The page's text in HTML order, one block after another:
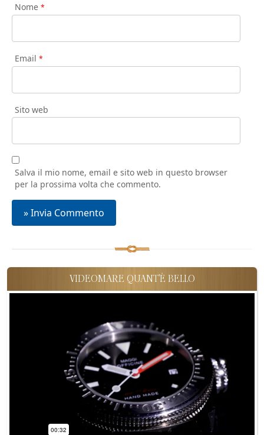
Nome *
Email *
Sito web
Salva il mio nome, email e sito web in questo browser
per la prossima volta che commento.
VIDEOMARE QUANT'È BELLO